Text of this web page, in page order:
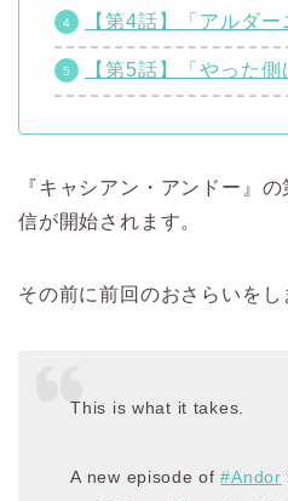
【第4話】「アルダー
【第5話】「やった側
『キャシアン・アンドー』
信が開始されます。
その前に前回のおさらいをし
This is what it takes.
A new episode of#Andor